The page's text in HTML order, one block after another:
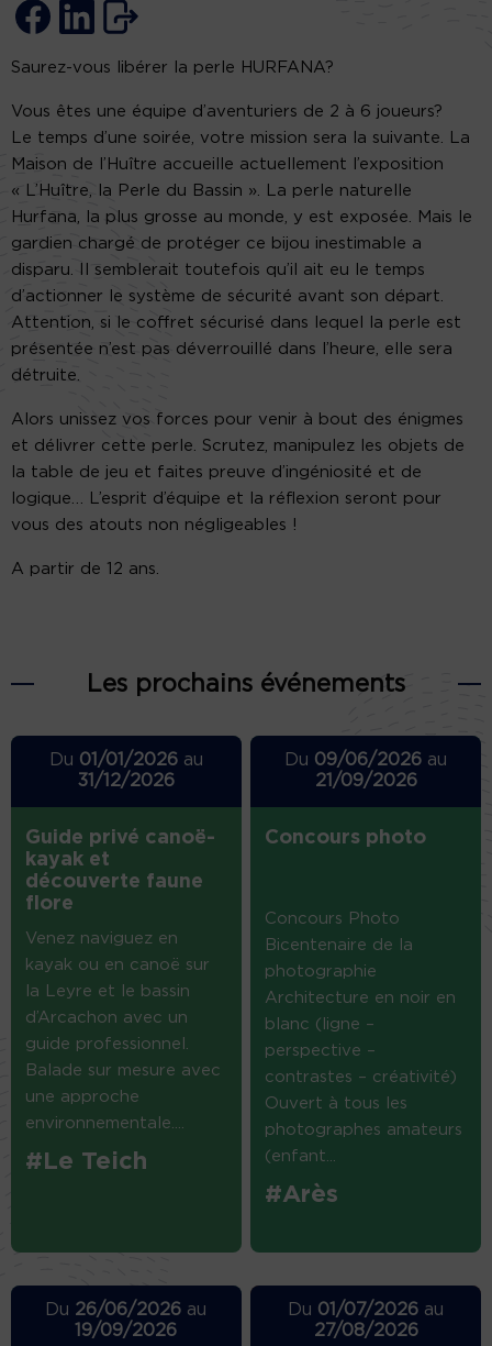
Saurez-vous libérer la perle HURFANA?
Vous êtes une équipe d’aventuriers de 2 à 6 joueurs?
Le temps d’une soirée, votre mission sera la suivante. La
Maison de l’Huître accueille actuellement l’exposition
« L’Huître, la Perle du Bassin ». La perle naturelle
Hurfana, la plus grosse au monde, y est exposée. Mais le
gardien chargé de protéger ce bijou inestimable a
disparu. Il semblerait toutefois qu’il ait eu le temps
d’actionner le système de sécurité avant son départ.
Attention, si le coffret sécurisé dans lequel la perle est
présentée n’est pas déverrouillé dans l’heure, elle sera
détruite.
Alors unissez vos forces pour venir à bout des énigmes
et délivrer cette perle. Scrutez, manipulez les objets de
la table de jeu et faites preuve d’ingéniosité et de
logique… L’esprit d’équipe et la réflexion seront pour
vous des atouts non négligeables !
A partir de 12 ans.
Les prochains événements
Du 01/01/2026au
31/12/2026
Guide privé canoë-
kayak et
découverte faune
flore
Venez naviguez en
kayak ou en canoë sur
la Leyre et le bassin
d’Arcachon avec un
guide professionnel.
Balade sur mesure avec
une approche
environnementale....
#Le Teich
Du 09/06/2026 au
21/09/2026
Concours photo
Concours Photo
Bicentenaire de la
photographie
Architecture en noir en
blanc (ligne –
perspective –
contrastes – créativité)
Ouvert à tous les
photographes amateurs
(enfant...
#Arès
Du 26/06/2026 au
19/09/2026
Du 01/07/2026 au
27/08/2026